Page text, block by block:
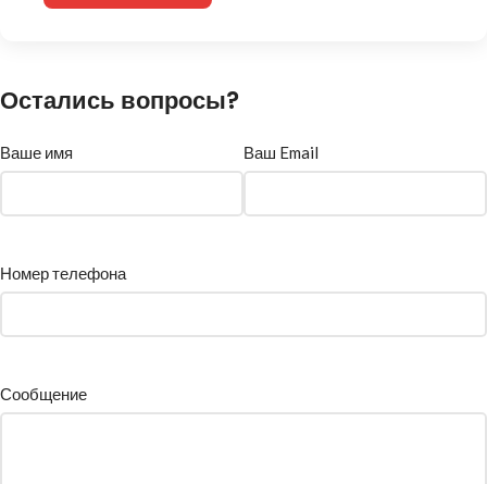
Остались вопросы?
Ваше имя Ваш Email
Номер телефона
Сообщение